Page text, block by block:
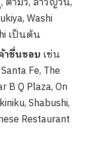
Washi
เป็นต้น
าชื่นชอบ เช่น
Fe, The
B Q Plaza, On
Shabushi,
Restaurant